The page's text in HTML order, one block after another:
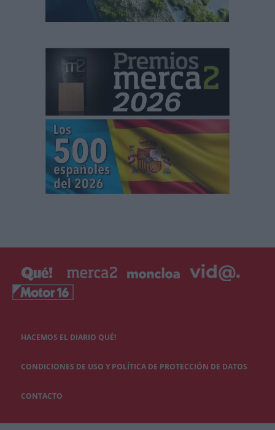
HACEMOS EL DIARIO QUÉ!
CONDICIONES DE USO Y POLÍTICA DE PROTECCIÓN DE DATOS
CONTACTO